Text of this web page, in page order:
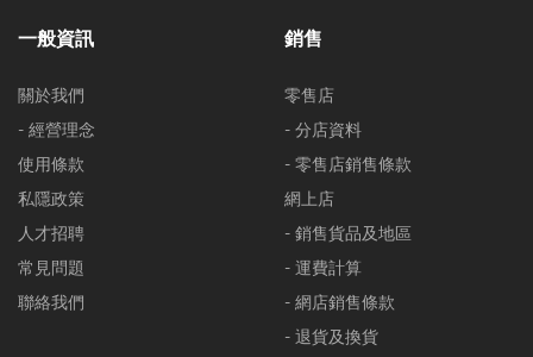
一般資訊
關於我們
- 經營理念
使用條款
私隱政策
人才招聘
常見問題
聯絡我們
銷售
零售店
- 分店資料
- 零售店銷售條款
網上店
- 銷售貨品及地區
- 運費計算
- 網店銷售條款
- 退貨及換貨